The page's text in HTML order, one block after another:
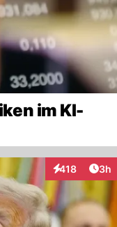
im KI-
418
Interaktionen
3h